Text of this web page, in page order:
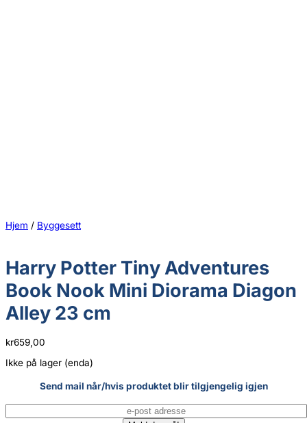
Hjem / Byggesett
Harry Potter Tiny Adventures
Book Nook Mini Diorama Diagon
Alley 23 cm
kr659,00
Ikke på lager (enda)
Send mail når/hvis produktet blir tilgjengelig igjen